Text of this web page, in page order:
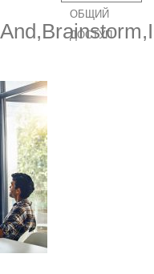
ОБЩИЙ
ДОСТУП